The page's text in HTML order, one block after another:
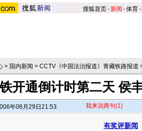
搜狐首页-新闻 -体育-
> 国内新闻 > CCTV《中国法治报道》青藏铁路报道
开通倒计时第二天 侯
年06月29日21:53 我来说两句(1)
有奖评新闻